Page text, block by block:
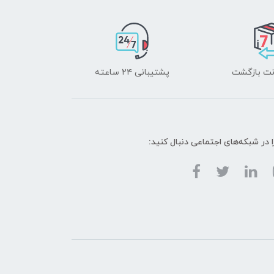
پشتیبانی ۲۴ ساعته
در شبکه‌های اجتماعی دنبال کنید: